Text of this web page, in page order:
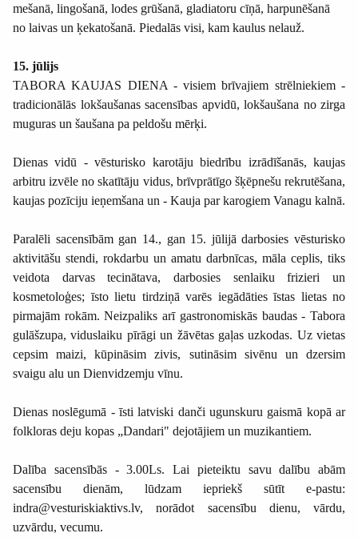
mešanā, lingošanā, lodes grūšanā, gladiatoru cīņā, harpunēšanā
no laivas un ķekatošanā. Piedalās visi, kam kaulus nelauž.
15. jūlijs
TABORA KAUJAS DIENA - visiem brīvajiem strēlniekiem -
tradicionālās lokšaušanas sacensības apvidū, lokšaušana no zirga
muguras un šaušana pa peldošu mērķi.
Dienas vidū - vēsturisko karotāju biedrību izrādīšanās, kaujas
arbitru izvēle no skatītāju vidus, brīvprātīgo šķēpnešu rekrutēšana,
kaujas pozīciju ieņemšana un - Kauja par karogiem Vanagu kalnā.
Paralēli sacensībām gan 14., gan 15. jūlijā darbosies vēsturisko
aktivitāšu stendi, rokdarbu un amatu darbnīcas, māla ceplis, tiks
veidota darvas tecinātava, darbosies senlaiku frizieri un
kosmetoloģes; īsto lietu tirdziņā varēs iegādāties īstas lietas no
pirmajām rokām. Neizpaliks arī gastronomiskās baudas - Tabora
gulāšzupa, viduslaiku pīrāgi un žāvētas gaļas uzkodas. Uz vietas
cepsim maizi, kūpināsim zivis, sutināsim sivēnu un dzersim
svaigu alu un Dienvidzemju vīnu.
Dienas noslēgumā - īsti latviski danči ugunskuru gaismā kopā ar
folkloras deju kopas „Dandari" dejotājiem un muzikantiem.
Dalība sacensībās - 3.00Ls. Lai pieteiktu savu dalību abām
sacensību dienām, lūdzam iepriekš sūtīt e-pastu:
indra@vesturiskiaktivs.lv, norādot sacensību dienu, vārdu,
uzvārdu, vecumu.